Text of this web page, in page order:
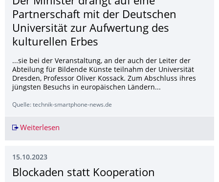
Partnerschaft mit der Deutschen
Universität zur Aufwertung des
kulturellen Erbes
...sie bei der Veranstaltung, an der auch der Leiter der
Abteilung für Bildende Künste teilnahm der Universität
Dresden, Professor Oliver Kossack. Zum Abschluss ihres
jüngsten Besuchs in europäischen Ländern...
Quelle: technik-smartphone-news.de
Weiterlesen
15.10.2023
Blockaden statt Kooperation